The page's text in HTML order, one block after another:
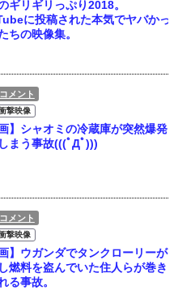
ギリギリっぷり2018。
に投稿された本気でヤバかっ
ちの映像集。
コメント
撃映像
画】シャオミの冷蔵庫が突然爆発
まう事故(((ﾟДﾟ)))
コメント
撃映像
画】ウガンダでタンクローリーが
燃料を盗んでいた住人らが巻き
る事故。